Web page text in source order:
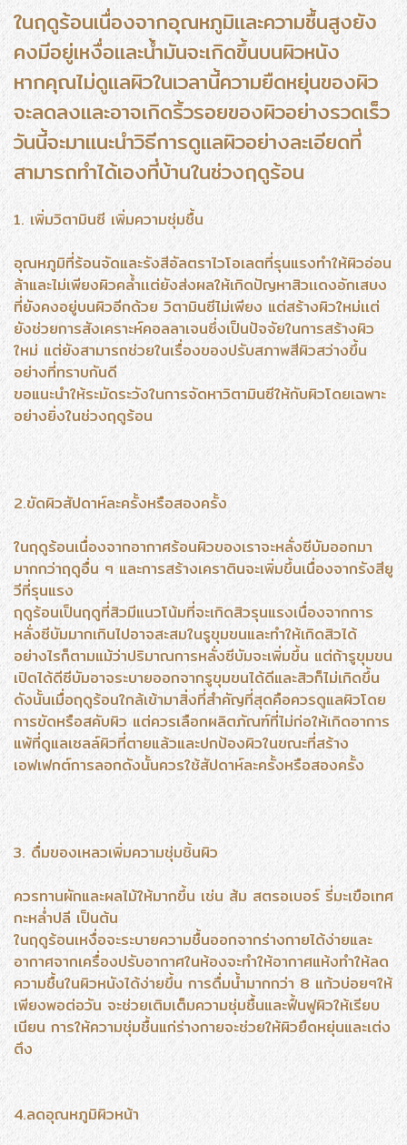
ในฤดูร้อนเนื่องจากอุณหภูมิและความชื้นสูงยัง
คงมีอยู่เหงื่อและน้ำมันจะเกิดขึ้นบนผิวหนัง
หากคุณไม่ดูแลผิวในเวลานี้ความยืดหยุ่นของผิว
จะลดลงและอาจเกิดริ้วรอยของผิวอย่างรวดเร็ว
วันนี้จะมาแนะนำวิธีการดูแลผิวอย่างละเอียดที่
สามารถทำได้เองที่บ้านในช่วงฤดูร้อน
1. เพิ่มวิตามินซี เพิ่มความชุ่มชื้น
อุณหภูมิที่ร้อนจัดและรังสีอัลตราไวโอเลตที่รุนแรงทำให้ผิวอ่อน
ล้าและไม่เพียงผิวคล้ำเเต่ยังส่งผลให้เกิดปัญหาสิวเเดงอักเสบง
ที่ยังคงอยู่บนผิวอีกด้วย วิตามินซีไม่เพียง แต่สร้างผิวใหม่เเต่
ยังช่วยการสังเคราะห์คอลลาเจนซึ่งเป็นปัจจัยในการสร้างผิว
ใหม่ แต่ยังสามารถช่วยในเรื่องของปรับสภาพสีผิวสว่างขึ้น
อย่างที่ทราบกันดี
ขอแนะนำให้ระมัดระวังในการจัดหาวิตามินซีให้กับผิวโดยเฉพาะ
อย่างยิ่งในช่วงฤดูร้อน
2.ขัดผิวสัปดาห์ละครั้งหรือสองครั้ง
ในฤดูร้อนเนื่องจากอากาศร้อนผิวของเราจะหลั่งซีบัมออกมา
มากกว่าฤดูอื่น ๆ และการสร้างเคราตินจะเพิ่มขึ้นเนื่องจากรังสียู
วีที่รุนแรง
ฤดูร้อนเป็นฤดูที่สิวมีแนวโน้มที่จะเกิดสิวรุนแรงเนื่องจากการ
หลั่งซีบัมมากเกินไปอาจสะสมในรูขุมขนและทำให้เกิดสิวได้
อย่างไรก็ตามแม้ว่าปริมาณการหลั่งซีบัมจะเพิ่มขึ้น แต่ถ้ารูขุมขน
เปิดได้ดีซีบัมอาจระบายออกจากรูขุมขนได้ดีและสิวก็ไม่เกิดขึ้น
ดังนั้นเมื่อฤดูร้อนใกล้เข้ามาสิ่งที่สำคัญที่สุดคือควรดูแลผิวโดย
การขัดหรือสคับผิว แต่ควรเลือกผลิตภัณฑ์ที่ไม่ก่อให้เกิดอาการ
แพ้ที่ดูแลเซลล์ผิวที่ตายแล้วและปกป้องผิวในขณะที่สร้าง
เอฟเฟกต์การลอกดังนั้นควรใช้สัปดาห์ละครั้งหรือสองครั้ง
3. ดื่มของเหลวเพิ่มความชุ่มชิ้นผิว
ควรทานผักและผลไม้ให้มากขึ้น เช่น ส้ม สตรอเบอร์ รี่มะเขือเทศ
กะหล่ำปลี เป็นต้น
ในฤดูร้อนเหงื่อจะระบายความชื้นออกจากร่างกายได้ง่ายและ
อากาศจากเครื่องปรับอากาศในห้องจะทำให้อากาศแห้งทำให้ลด
ความชื้นในผิวหนังได้ง่ายขึ้น การดื่มน้ำมากกว่า 8 แก้วบ่อยๆให้
เพียงพอต่อวัน จะช่วยเติมเต็มความชุ่มชื้นและฟื้นฟูผิวให้เรียบ
เนียน การให้ความชุ่มชื้นแก่ร่างกายจะช่วยให้ผิวยืดหยุ่นและเต่ง
ตึง
4.ลดอุณหภูมิผิวหน้า